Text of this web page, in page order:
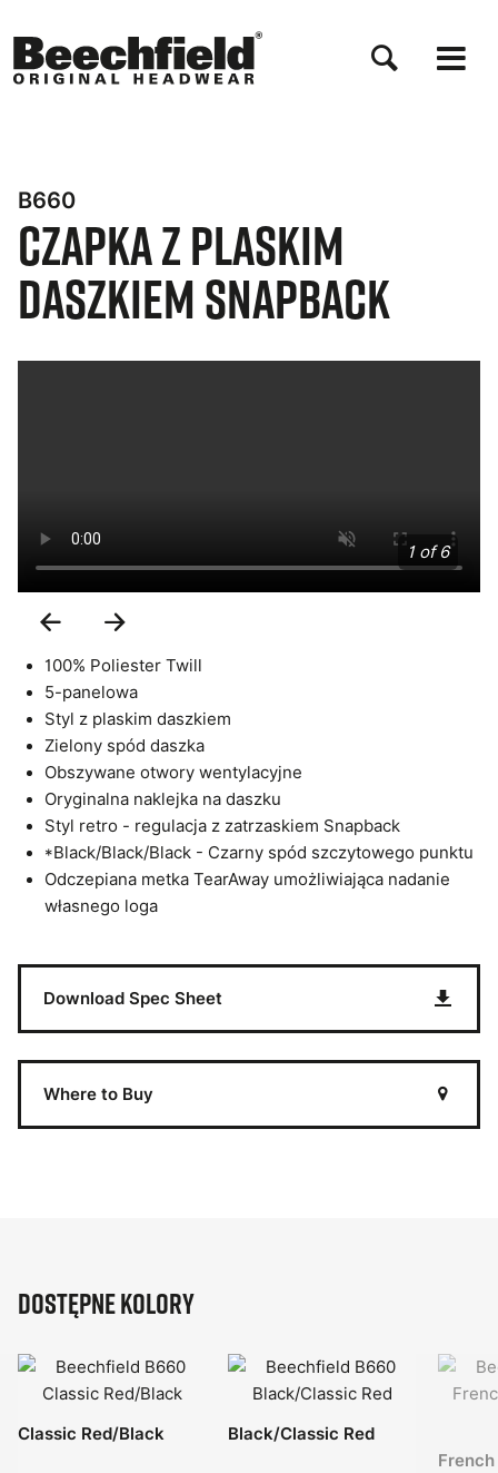
do
treści
B660
Czapka z Plaskim
Daszkiem Snapback
1 of 6
Previous
Slide Slide
100% Poliester Twill
5-panelowa
Styl z plaskim daszkiem
Zielony spód daszka
Obszywane otwory wentylacyjne
Oryginalna naklejka na daszku
Styl retro - regulacja z zatrzaskiem Snapback
*Black/Black/Black - Czarny spód szczytowego punktu
Odczepiana metka TearAway umożliwiająca nadanie
własnego loga
Download Spec Sheet
Where to Buy
Dostępne kolory
Classic Red/Black
Black/Classic Red